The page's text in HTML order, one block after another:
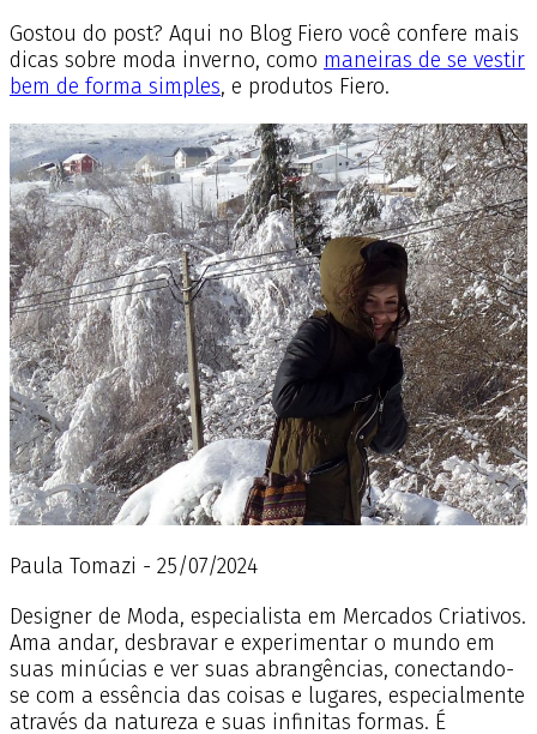
Gostou do post? Aqui no Blog Fiero você confere mais
dicas sobre moda inverno, como maneiras de se vestir
bem de forma simples, e produtos Fiero.
Paula Tomazi - 25/07/2024
Designer de Moda, especialista em Mercados Criativos.
Ama andar, desbravar e experimentar o mundo em
suas minúcias e ver suas abrangências, conectando-
se com a essência das coisas e lugares, especialmente
através da natureza e suas infinitas formas. É